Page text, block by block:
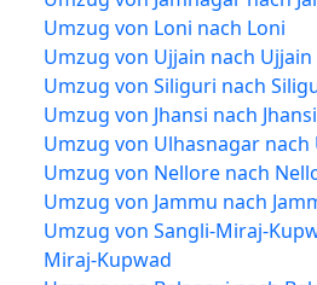
Umzug von Loni nach Loni
Umzug von Ujjain nach Ujjain
Umzug von Siliguri nach
Umzug von Jhansi nach Jhansi
Umzug von Ulhasnagar nach
Umzug von Nellore nach
Umzug von Jammu nach
Umzug von Sangli-Miraj-
Miraj-Kupwad